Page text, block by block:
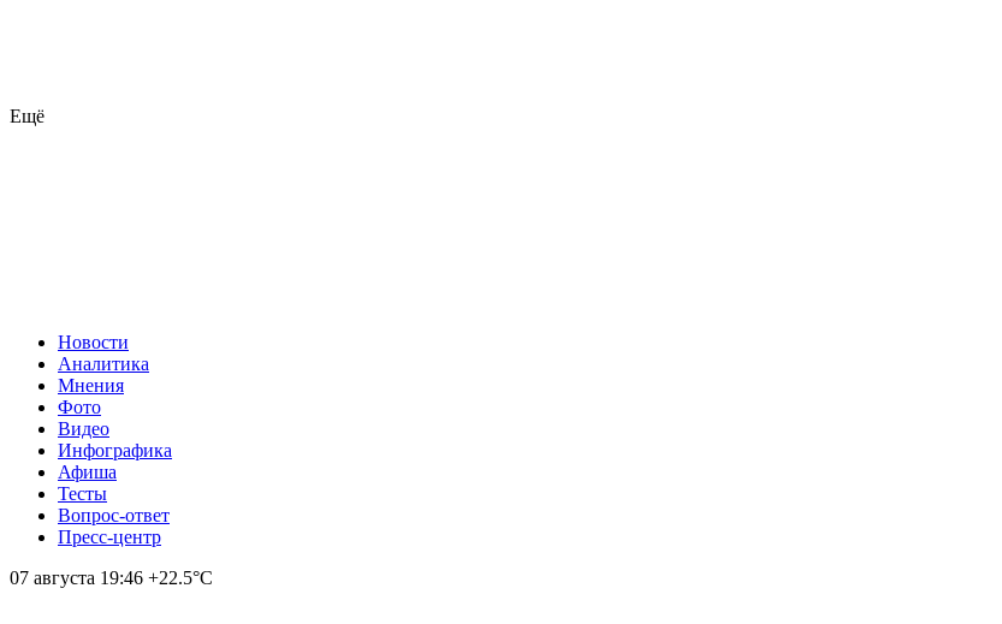
Ещё
Новости
Аналитика
Мнения
Фото
Видео
Инфографика
Афиша
Тесты
Вопрос-ответ
Пресс-центр
07 августа 19:46 +22.5°С